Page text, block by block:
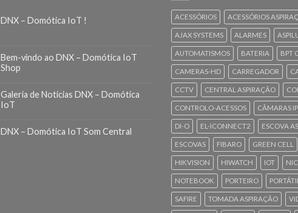
DNX – Domótica IoT !
Bem-vindo ao DNX – Domótica IoT
Shop
Galeria de Noticias DNX – Domótica
IoT
DNX – Domótica IoT Som Central
ACESSÓRIOS ACESSÓRIOS
AJAX SYSTEMS ALARMES
AUTOMATISMOS BATERIA BPT
CAMERAS-HD CARREGADOR
CCTV CENTRAL ASPIRAÇÃO
CONTROLO-ACESSOS CÂMARAS IP
DI-O EL-ICONNECT2 ESCOVA
ESCOVAS FIBARO GREEN CELL
HIKVISION HIWATCH IOT
NOTEBOOK PORTEIRO PORTÁTIL
SAFIRE TOMADA ASPIRAÇÃO